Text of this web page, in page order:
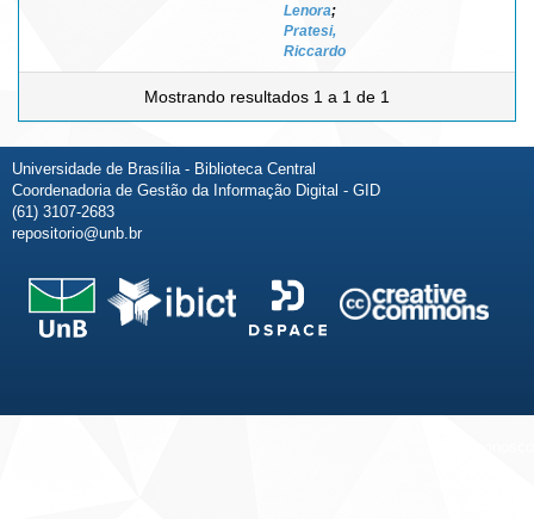
Lenora;
Pratesi,
Riccardo
Mostrando resultados 1 a 1 de 1
Universidade de Brasília - Biblioteca Central
Coordenadoria de Gestão da Informação Digital - GID
(61) 3107-2683
repositorio@unb.br